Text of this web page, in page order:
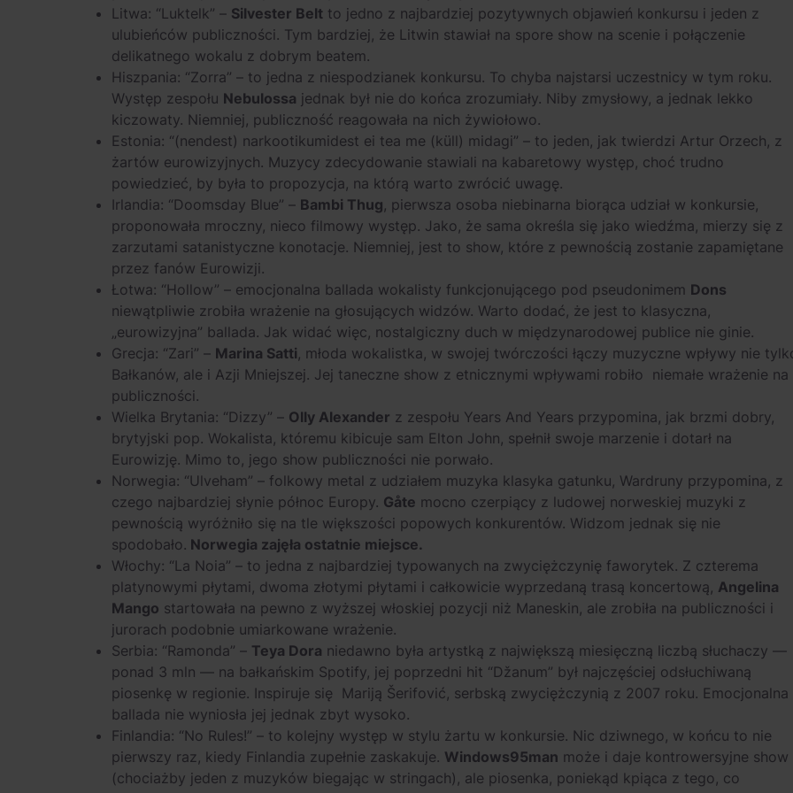
Litwa: “Luktelk” – Silvester Belt to jedno z najbardziej pozytywnych objawień konkursu i jeden z
ulubieńców publiczności. Tym bardziej, że Litwin stawiał na spore show na scenie i połączenie
delikatnego wokalu z dobrym beatem.
Hiszpania: “Zorra” – to jedna z niespodzianek konkursu. To chyba najstarsi uczestnicy w tym roku.
Występ zespołu Nebulossa jednak był nie do końca zrozumiały. Niby zmysłowy, a jednak lekko
kiczowaty. Niemniej, publiczność reagowała na nich żywiołowo.
Estonia: “(nendest) narkootikumidest ei tea me (küll) midagi” – to jeden, jak twierdzi Artur Orzech, z
żartów eurowizyjnych. Muzycy zdecydowanie stawiali na kabaretowy występ, choć trudno
powiedzieć, by była to propozycja, na którą warto zwrócić uwagę.
Irlandia: “Doomsday Blue” – Bambi Thug, pierwsza osoba niebinarna biorąca udział w konkursie,
proponowała mroczny, nieco filmowy występ. Jako, że sama określa się jako wiedźma, mierzy się z
zarzutami satanistyczne konotacje. Niemniej, jest to show, które z pewnością zostanie zapamiętane
przez fanów Eurowizji.
Łotwa: “Hollow” – emocjonalna ballada wokalisty funkcjonującego pod pseudonimem Dons
niewątpliwie zrobiła wrażenie na głosujących widzów. Warto dodać, że jest to klasyczna,
„eurowizyjna” ballada. Jak widać więc, nostalgiczny duch w międzynarodowej publice nie ginie.
Grecja: “Zari” – Marina Satti, młoda wokalistka, w swojej twórczości łączy muzyczne wpływy nie
Bałkanów, ale i Azji Mniejszej. Jej taneczne show z etnicznymi wpływami robiło niemałe wrażenie na
publiczności.
Wielka Brytania: “Dizzy” – Olly Alexander z zespołu Years And Years przypomina, jak brzmi dobry,
brytyjski pop. Wokalista, któremu kibicuje sam Elton John, spełnił swoje marzenie i dotarł na
Eurowizję. Mimo to, jego show publiczności nie porwało.
Norwegia: “Ulveham” – folkowy metal z udziałem muzyka klasyka gatunku, Wardruny przypomina, z
czego najbardziej słynie północ Europy. Gåte mocno czerpiący z ludowej norweskiej muzyki z
pewnością wyróżniło się na tle większości popowych konkurentów. Widzom jednak się nie
spodobało. Norwegia zajęła ostatnie miejsce.
Włochy: “La Noia” – to jedna z najbardziej typowanych na zwyciężczynię faworytek. Z czterema
platynowymi płytami, dwoma złotymi płytami i całkowicie wyprzedaną trasą koncertową, Angelina
Mango startowała na pewno z wyższej włoskiej pozycji niż Maneskin, ale zrobiła na publiczności i
jurorach podobnie umiarkowane wrażenie.
Serbia: “Ramonda” – Teya Dora niedawno była artystką z największą miesięczną liczbą słuchaczy —
ponad 3 mln — na bałkańskim Spotify, jej poprzedni hit “Džanum” był najczęściej odsłuchiwaną
piosenkę w regionie. Inspiruje się Mariją Šerifović, serbską zwyciężczynią z 2007 roku. Emocjonalna
ballada nie wyniosła jej jednak zbyt wysoko.
Finlandia: “No Rules!” – to kolejny występ w stylu żartu w konkursie. Nic dziwnego, w końcu to nie
pierwszy raz, kiedy Finlandia zupełnie zaskakuje. Windows95man może i daje kontrowersyjne show
(chociażby jeden z muzyków biegając w stringach), ale piosenka, poniekąd kpiąca z tego, co